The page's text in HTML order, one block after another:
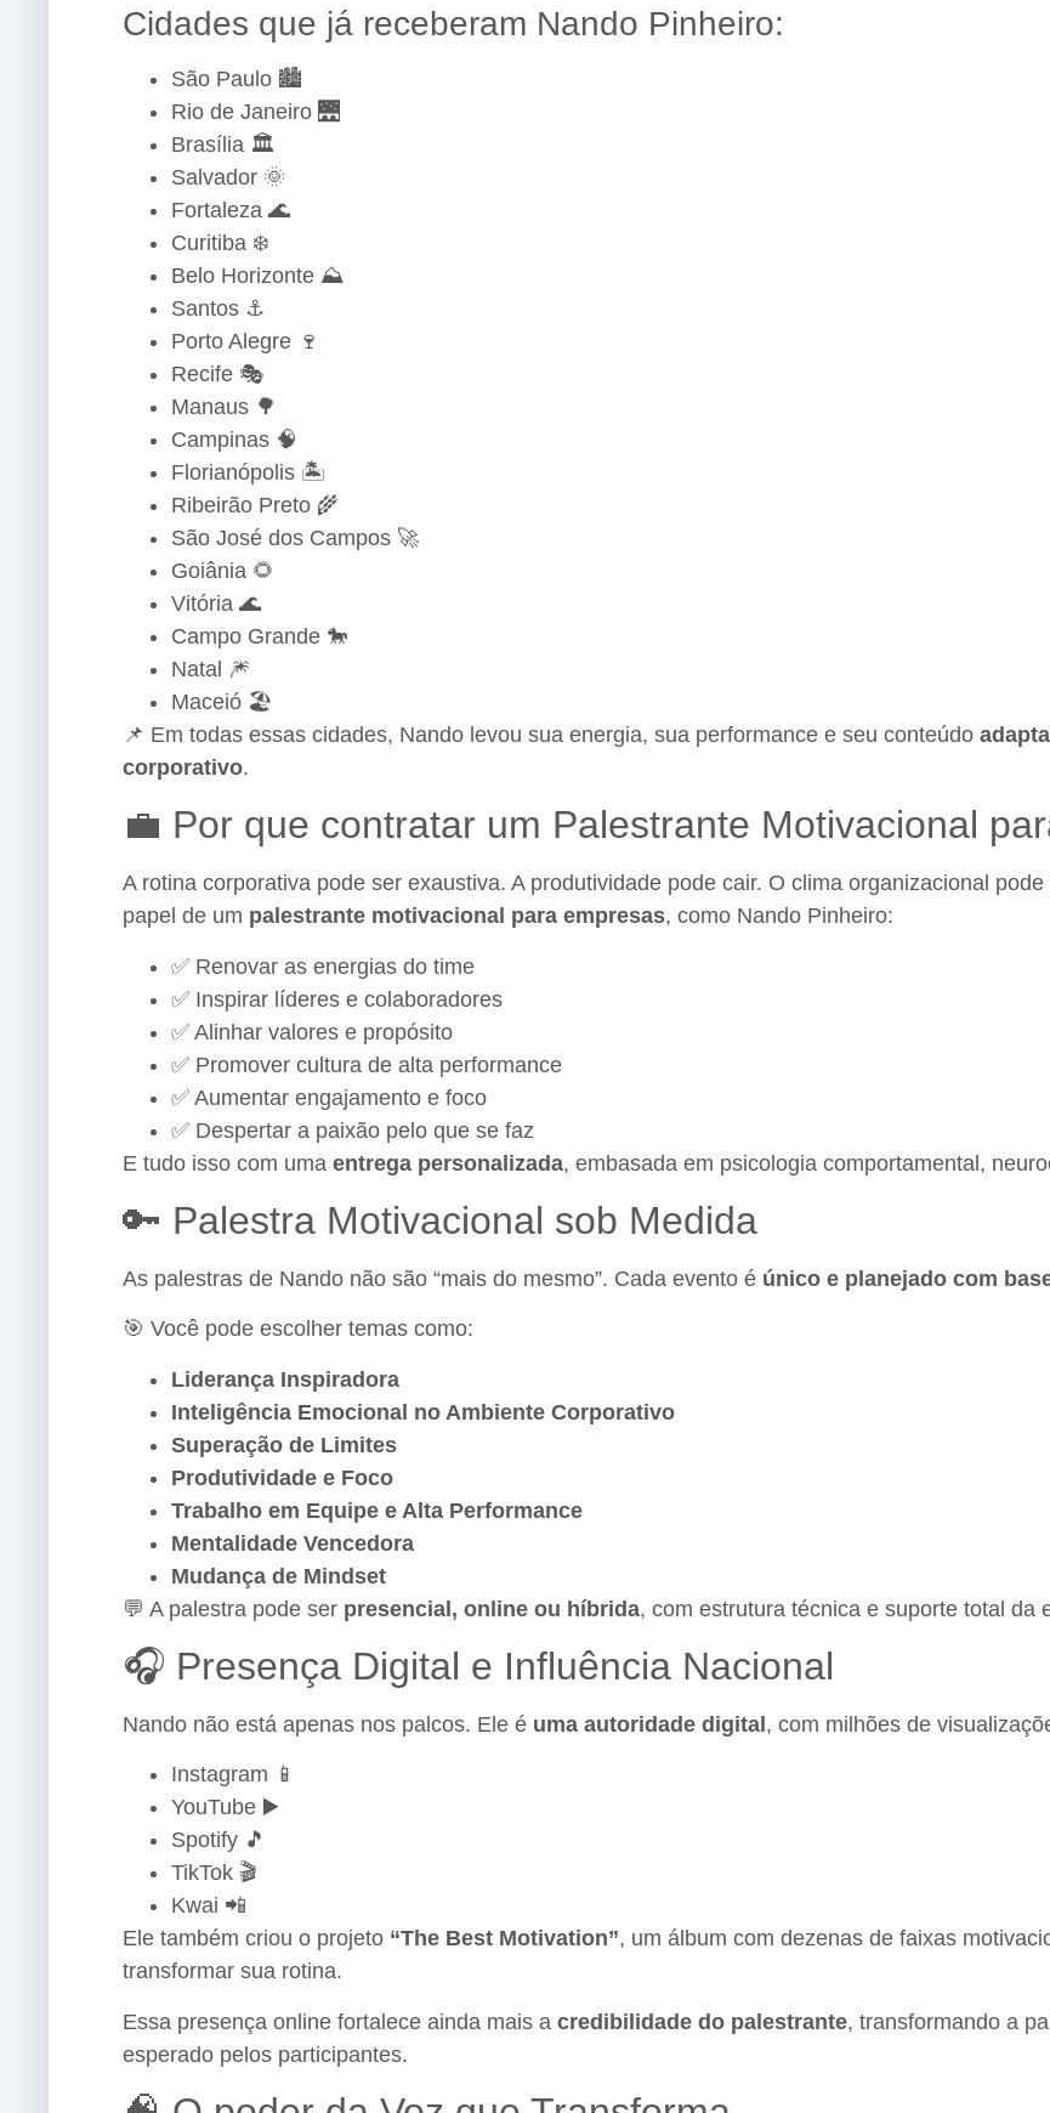
Cidades que já receberam Nando Pinheiro:
São Paulo 🏙️
Rio de Janeiro 🌉
Brasília 🏛️
Salvador 🌞
Fortaleza 🌊
Curitiba ❄️
Belo Horizonte ⛰️
Santos ⚓
Porto Alegre 🍷
Recife 🎭
Manaus 🌳
Campinas 🧠
Florianópolis 🏝️
Ribeirão Preto 🌾
São José dos Campos 🚀
Goiânia 🌻
Vitória 🌊
Campo Grande 🐎
Natal 🎆
Maceió 🏖️
📌 Em todas essas cidades, Nando levou sua energia, sua performance e seu conteúdo
corporativo.
💼 Por que contratar um Palestrante Motivacional
A rotina corporativa pode ser exaustiva. A produtividade pode cair. O clima organizacional
papel de um palestrante motivacional para empresas, como Nando Pinheiro:
✅ Renovar as energias do time
✅ Inspirar líderes e colaboradores
✅ Alinhar valores e propósito
✅ Promover cultura de alta performance
✅ Aumentar engajamento e foco
✅ Despertar a paixão pelo que se faz
E tudo isso com uma entrega personalizada, embasada em psicologia comportamental,
🔑 Palestra Motivacional sob Medida
As palestras de Nando não são “mais do mesmo”. Cada evento é único e planejado com
🎯 Você pode escolher temas como:
Liderança Inspiradora
Inteligência Emocional no Ambiente Corporativo
Superação de Limites
Produtividade e Foco
Trabalho em Equipe e Alta Performance
Mentalidade Vencedora
Mudança de Mindset
💬 A palestra pode ser presencial, online ou híbrida, com estrutura técnica e suporte total da
🎧 Presença Digital e Influência Nacional
Nando não está apenas nos palcos. Ele é uma autoridade digital , com milhões de
Instagram 📱
YouTube ▶️
Spotify 🎵
TikTok 🎬
Kwai 📲
Ele também criou o projeto “The Best Motivation”, um álbum com dezenas de faixas
transformar sua rotina.
Essa presença online fortalece ainda mais a credibilidade do palestrante, transformando a
esperado pelos participantes.